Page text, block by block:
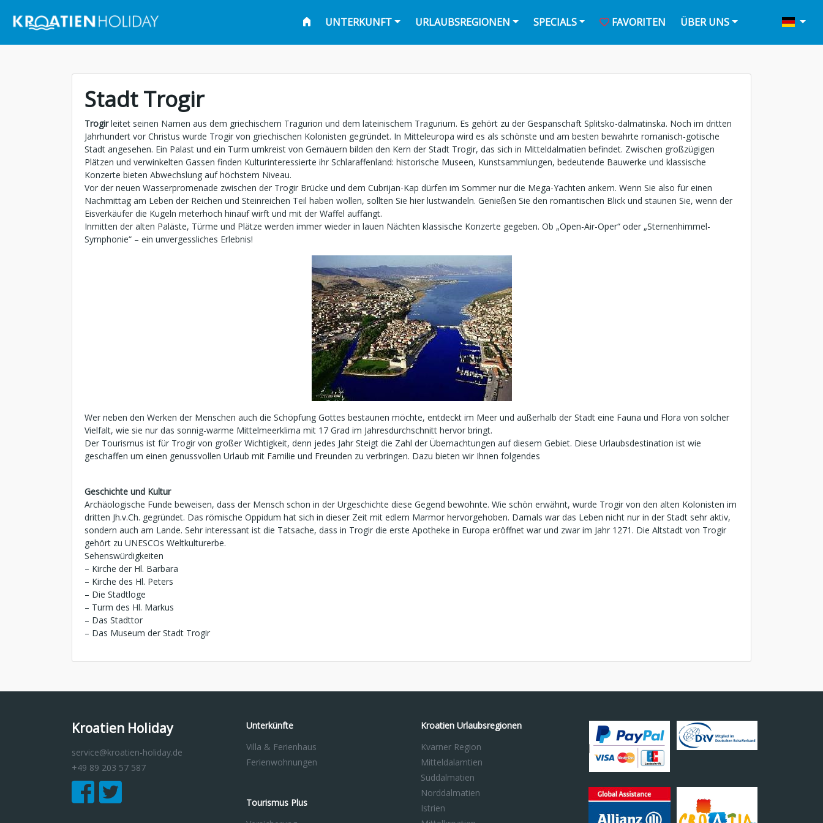
UNTERKUNFT URLAUBSREGIONEN SPECIALS FAVORITEN ÜBER UNS
Stadt Trogir
Trogirleitet seinen Namen aus dem griechischem Tragurion und dem lateinischem Tragurium. Es gehört zu der Gespanschaft Splitsko-dalmatinska. Noch im dritten
Jahrhundert vor Christus wurde Trogir von griechischen Kolonisten gegründet. In Mitteleuropa wird es als schönste und am besten bewahrte romanisch-gotische
Stadt angesehen. Ein Palast und ein Turm umkreist von Gemäuern bilden den Kern der Stadt Trogir, das sich in Mitteldalmatien befindet. Zwischen großzügigen
Plätzen und verwinkelten Gassen finden Kulturinteressierte ihr Schlaraffenland: historische Museen, Kunstsammlungen, bedeutende Bauwerke und klassische
Konzerte bieten Abwechslung auf höchstem Niveau.
Vor der neuen Wasserpromenade zwischen der Trogir Brücke und dem Cubrijan-Kap dürfen im Sommer nur die Mega-Yachten ankern. Wenn Sie also für einen
Nachmittag am Leben der Reichen und Steinreichen Teil haben wollen, sollten Sie hier lustwandeln. Genießen Sie den romantischen Blick und staunen Sie, wenn der
Eisverkäufer die Kugeln meterhoch hinauf wirft und mit der Waffel auffängt.
Inmitten der alten Paläste, Türme und Plätze werden immer wieder in lauen Nächten klassische Konzerte gegeben. Ob „Open-Air-Oper“ oder „Sternenhimmel-
Symphonie“ – ein unvergessliches Erlebnis!
Wer neben den Werken der Menschen auch die Schöpfung Gottes bestaunen möchte, entdeckt im Meer und außerhalb der Stadt eine Fauna und Flora von solcher
Vielfalt, wie sie nur das sonnig-warme Mittelmeerklima mit 17 Grad im Jahresdurchschnitt hervor bringt.
Der Tourismus ist für Trogir von großer Wichtigkeit, denn jedes Jahr Steigt die Zahl der Übernachtungen auf diesem Gebiet. Diese Urlaubsdestination ist wie
geschaffen um einen genussvollen Urlaub mit Familie und Freunden zu verbringen. Dazu bieten wir Ihnen folgendes
Geschichte und Kultur
Archäologische Funde beweisen, dass der Mensch schon in der Urgeschichte diese Gegend bewohnte. Wie schön erwähnt, wurde Trogir von den alten Kolonisten im
dritten Jh.v.Ch. gegründet. Das römische Oppidum hat sich in dieser Zeit mit edlem Marmor hervorgehoben. Damals war das Leben nicht nur in der Stadt sehr aktiv,
sondern auch am Lande. Sehr interessant ist die Tatsache, dass in Trogir die erste Apotheke in Europa eröffnet war und zwar im Jahr 1271. Die Altstadt von Trogir
gehört zu UNESCOs Weltkulturerbe.
Sehenswürdigkeiten
– Kirche der Hl. Barbara
– Kirche des Hl. Peters
– Die Stadtloge
– Turm des Hl. Markus
– Das Stadttor
– Das Museum der Stadt Trogir
Kroatien Holiday
service@kroatien-holiday.de
+49 89 203 57 587
Unterkünfte
Villa & Ferienhaus
Ferienwohnungen
Tourismus Plus
Kroatien Urlaubsregionen
Kvarner Region
Mitteldalamtien
Süddalmatien
Norddalmatien
Istrien